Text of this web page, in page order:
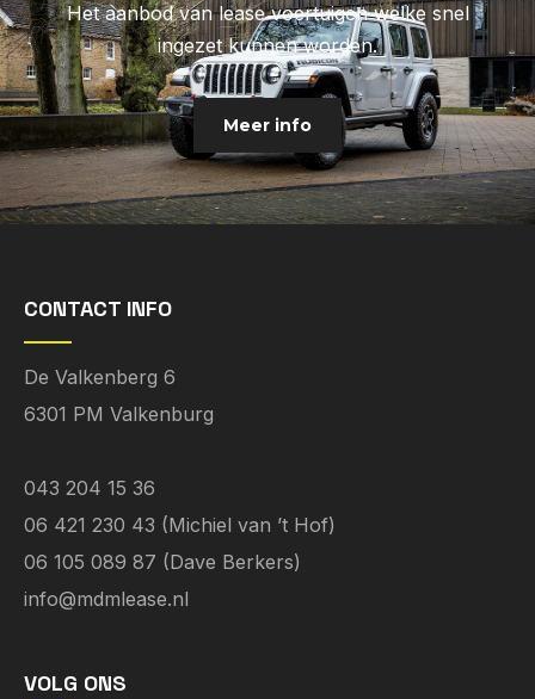
Het aanbod van lease voertuigen welke snel
ingezet kunnen worden.
Meer info
CONTACT INFO
De Valkenberg 6
6301 PM Valkenburg
043 204 15 36
06 421 230 43 (Michiel van ’t Hof)
06 105 089 87 (Dave Berkers)
info@mdmlease.nl
VOLG ONS